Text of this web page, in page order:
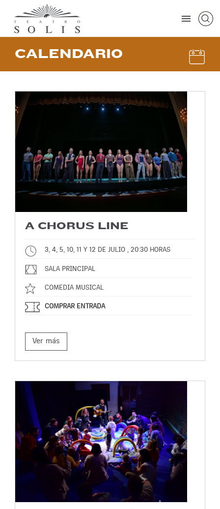
CALENDARIO
A CHORUS LINE
3, 4, 5, 10, 11 Y 12 DE JULIO , 20:30 HORAS
SALA PRINCIPAL
COMEDIA MUSICAL
COMPRAR ENTRADA
Ver más